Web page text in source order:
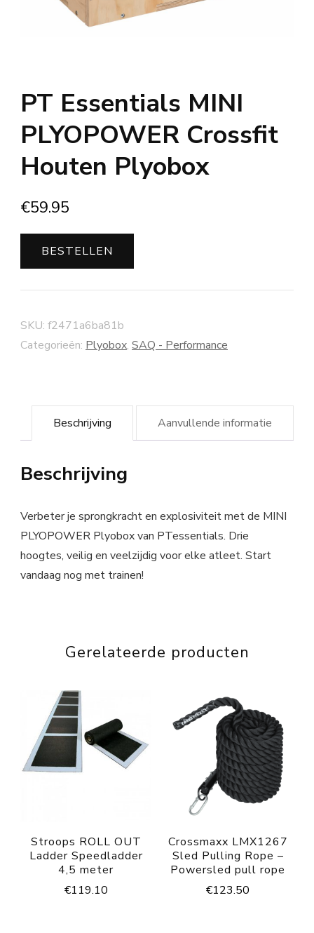
PT Essentials MINI
PLYOPOWER Crossfit
Houten Plyobox
€59.95
BESTELLEN
SKU: f2471a6ba81b
Categorieën: Plyobox, SAQ - Performance
Beschrijving Aanvullende informatie
Beschrijving
Verbeter je sprongkracht en explosiviteit met de MINI
PLYOPOWER Plyobox van PTessentials. Drie
hoogtes, veilig en veelzijdig voor elke atleet. Start
vandaag nog met trainen!
Gerelateerde producten
Stroops ROLL OUT
Ladder Speedladder
4,5 meter
€119.10
Crossmaxx LMX1267
Sled Pulling Rope –
Powersled pull rope
€123.50